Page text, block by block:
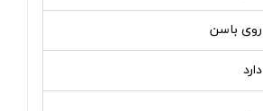
روی باسن
دارد